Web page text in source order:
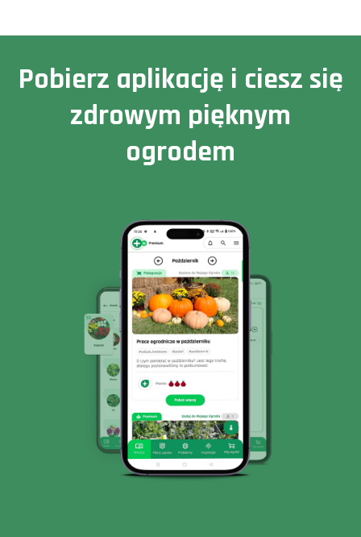
Pobierz aplikację i ciesz się
zdrowym pięknym
ogrodem